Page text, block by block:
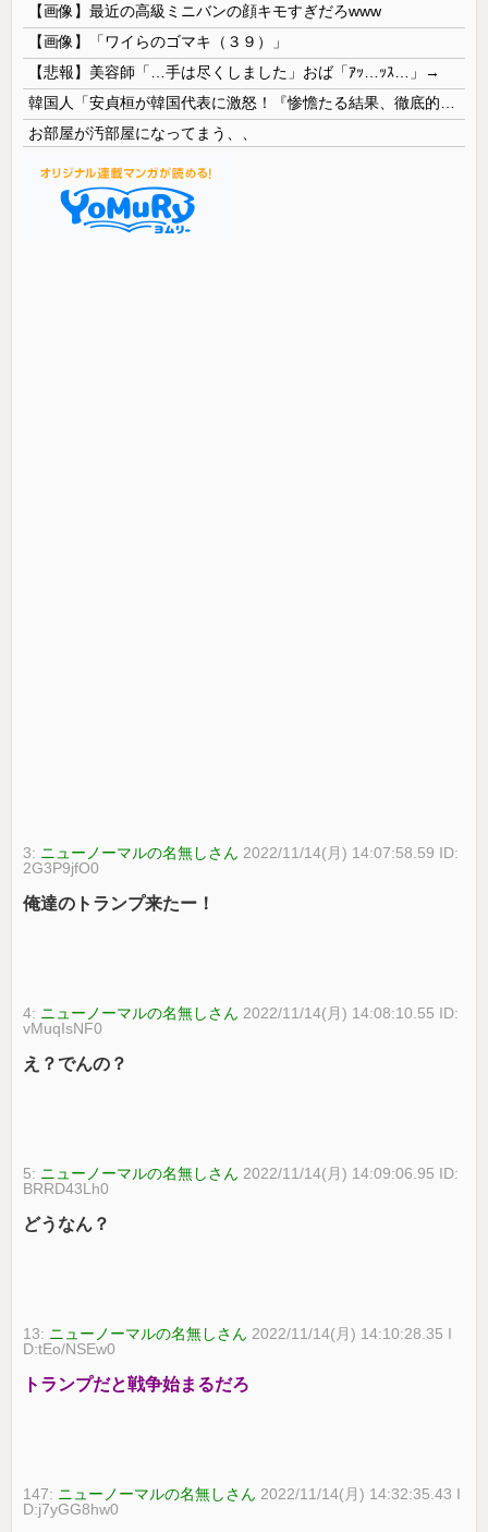
【画像】最近の高級ミニバンの顔キモすぎだろwww
【画像】「ワイらのゴマキ（３９）」
【悲報】美容師「…手は尽くしました」おば「ｱｯ…ｯｽ…」→
お部屋が汚部屋になってまう、、
3: ニューノーマルの名無しさん 2022/11/14(月) 14:07:58.59 ID:
2G3P9jfO0
俺達のトランプ来たー！
4: ニューノーマルの名無しさん 2022/11/14(月) 14:08:10.55 ID:
vMuqIsNF0
え？でんの？
5: ニューノーマルの名無しさん 2022/11/14(月) 14:09:06.95 ID:
BRRD43Lh0
どうなん？
13: ニューノーマルの名無しさん 2022/11/14(月) 14:10:28.35 I
D:tEo/NSEw0
トランプだと戦争始まるだろ
147: ニューノーマルの名無しさん 2022/11/14(月) 14:32:35.43 I
D:j7yGG8hw0